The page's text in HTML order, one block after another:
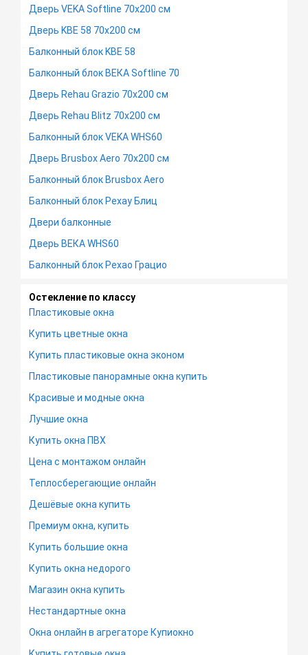
Дверь VEKA Softline 70х200 см
Дверь KBE 58 70х200 см
Балконный блок KBE 58
Балконный блок ВЕКА Softline 70
Дверь Rehau Grazio 70х200 см
Дверь Rehau Blitz 70х200 см
Балконный блок VEKA WHS60
Дверь Brusbox Aero 70х200 см
Балконный блок Brusbox Aero
Балконный блок Рехау Блиц
Двери балконные
Дверь ВЕКА WHS60
Балконный блок Рехао Грацио
Остекление по классу
Пластиковые окна
Купить цветные окна
Купить пластиковые окна эконом
Пластиковые панорамные окна купить
Красивые и модные окна
Лучшие окна
Купить окна ПВХ
Цена с монтажом онлайн
Теплосберегающие онлайн
Дешёвые окна купить
Премиум окна, купить
Купить большие окна
Купить окна недорого
Магазин окна купить
Нестандартные окна
Окна онлайн в агрегаторе Купиокно